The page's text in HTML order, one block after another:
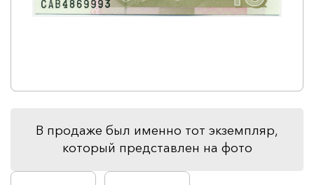
В продаже был именно тот экземпляр,
который представлен на фото